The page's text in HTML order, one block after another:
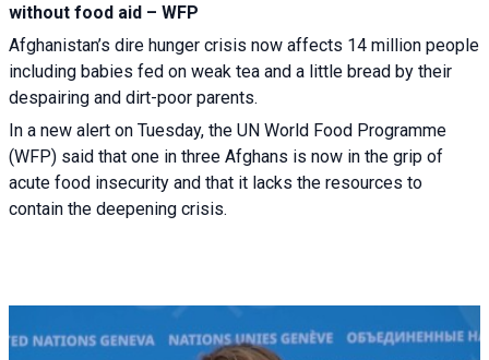
without food aid – WFP
Afghanistan’s dire hunger crisis now affects 14 million people
including babies fed on weak tea and a little bread by their
despairing and dirt-poor parents.
In a new alert on Tuesday, the UN World Food Programme
(WFP) said that one in three Afghans is now in the grip of
acute food insecurity and that it lacks the resources to
contain the deepening crisis.